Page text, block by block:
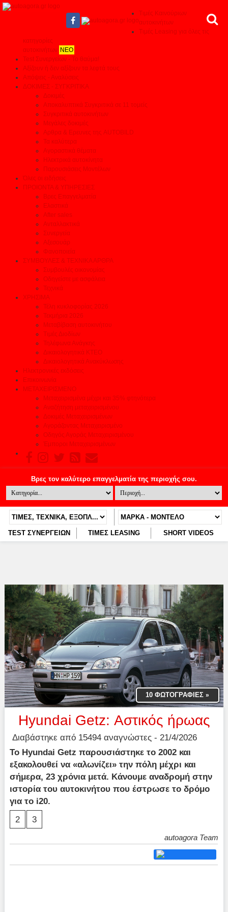
Τιμές Καινούριων
αυτοκινήτων
Τιμές Leasing για όλες τις
κατηγορίες
αυτοκινήτων ΝΕΟ
Test Συνεργείων - Το θαύμα!
Αξίζουν ή δεν αξίζουν τα λεφτά τους
Απόψεις - Αναλύσεις
ΔΟΚΙΜΕΣ - ΣΥΓΚΡΙΤΙΚΑ
Δοκιμές
Αποκαλυπτικά Συγκριτικά σε 11 τομείς
Συγκριτικά αυτοκινήτων
Μεγάλες δοκιμές
Αρθρα & Ερευνες της AUTOBILD
Τα καλύτερα
Αγοραστικά θέματα
Ηλεκτρικά αυτοκίνητα
Παρουσιάσεις Μοντέλων
Όλες οι ειδήσεις
ΠΡΟΙΟΝΤΑ & ΥΠΗΡΕΣΙΕΣ
Βρες Επαγγελματία
Ελαστικά
After sales
Ανταλλακτικά
Συνεργεία
Αξεσουάρ
Φανοποιεία
ΣΥΜΒΟΥΛΕΣ & ΤΕΧΝΙΚΑ ΑΡΘΡΑ
Συμβουλές οικονομίας
Οδηγείστε με ασφάλεια
Τεχνικά
ΧΡΗΣΙΜΑ
Τέλη κυκλοφορίας 2026
Τεκμήρια 2026
Μεταβίβαση αυτοκινήτου
Τιμές Διοδίων
Τηλέφωνα Ανάγκης
Δικαιολογητικά ΚΤΕΟ
Δικαιολογητικά Ανακύκλωσης
Ηλεκτρονικές εκδόσεις
Επικοινωνία
ΜΕΤΑΧΕΙΡΙΣΜΕΝΟ
Μεταχειρισμένα μέχρι και 35% φτηνότερα
Αναζήτηση μεταχειρισμένου
Δοκιμές Μεταχειρισμένων
Αγοράζοντας Μεταχειρισμένο
Οδηγός Αγοράς Μεταχειρισμένου
Έμποροι Μεταχειρισμένων
TEST ΣΥΝΕΡΓΕΙΩΝ ΤΙΜΕΣ LEASING SHORT VIDEOS
10 ΦΩΤΟΓΡΑΦΙΕΣ»
Hyundai Getz: Αστικός ήρωας
Διαβάστηκε από 15494 αναγνώστες - 21/4/2026
Το Hyundai Getz παρουσιάστηκε το 2002 και
εξακολουθεί να «αλωνίζει» την πόλη μέχρι και
σήμερα, 23 χρόνια μετά. Κάνουμε αναδρομή στην
ιστορία του αυτοκινήτου που έστρωσε το δρόμο
για το i20.
2
3
autoagora Team